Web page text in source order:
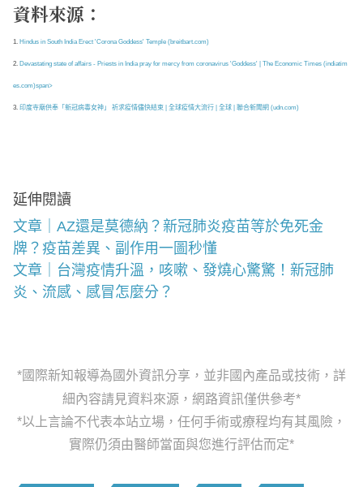
資料來源：
1. Hindus in South India Erect 'Corona Goddess' Temple (breitbart.com)
2. Devastating state of affairs - Priests in India pray for mercy from coronavirus 'Goddess' | The Economic Times (indiatim
es.com)span>
3.印度寺廟供奉「新冠病毒女神」 祈求疫情儘快結束 | 全球疫情大流行 | 全球 | 聯合新聞網 (udn.com)
延伸閱讀
文章｜AZ還是莫德納？新冠肺炎疫苗等於免死金
牌？疫苗差異、副作用一圖秒懂
文章｜台灣疫情升溫，咳嗽、發燒心驚驚！新冠肺
炎、流感、感冒怎麼分？
*國際新知報導為國外資訊分享，並非國內產品或技術，詳
細內容請見資料來源，網路資訊僅供參考*
*以上言論不代表本站立場，任何手術或療程均有其風險，
實際仍須由醫師當面與您進行評估而定*